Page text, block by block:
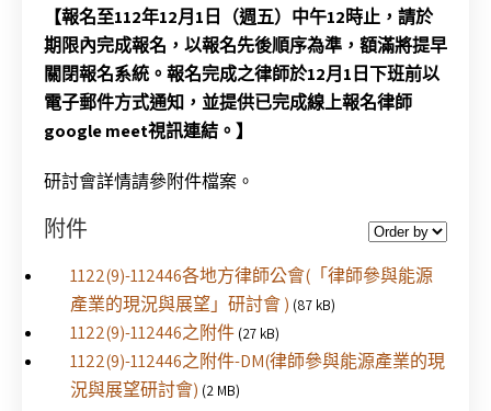
【報名至112年12月1日（週五）中午12時止，請於
期限內完成報名，以報名先後順序為準，額滿將提早
關閉報名系統。報名完成之律師於12月1日下班前以
電子郵件方式通知，並提供已完成線上報名律師
google meet視訊連結。】
研討會詳情請參附件檔案。
附件
1122(9)-112446各地方律師公會(「律師參與能源
產業的現況與展望」研討會 ) (87 kB)
1122(9)-112446之附件 (27 kB)
1122(9)-112446之附件-DM(律師參與能源產業的現
況與展望研討會) (2 MB)